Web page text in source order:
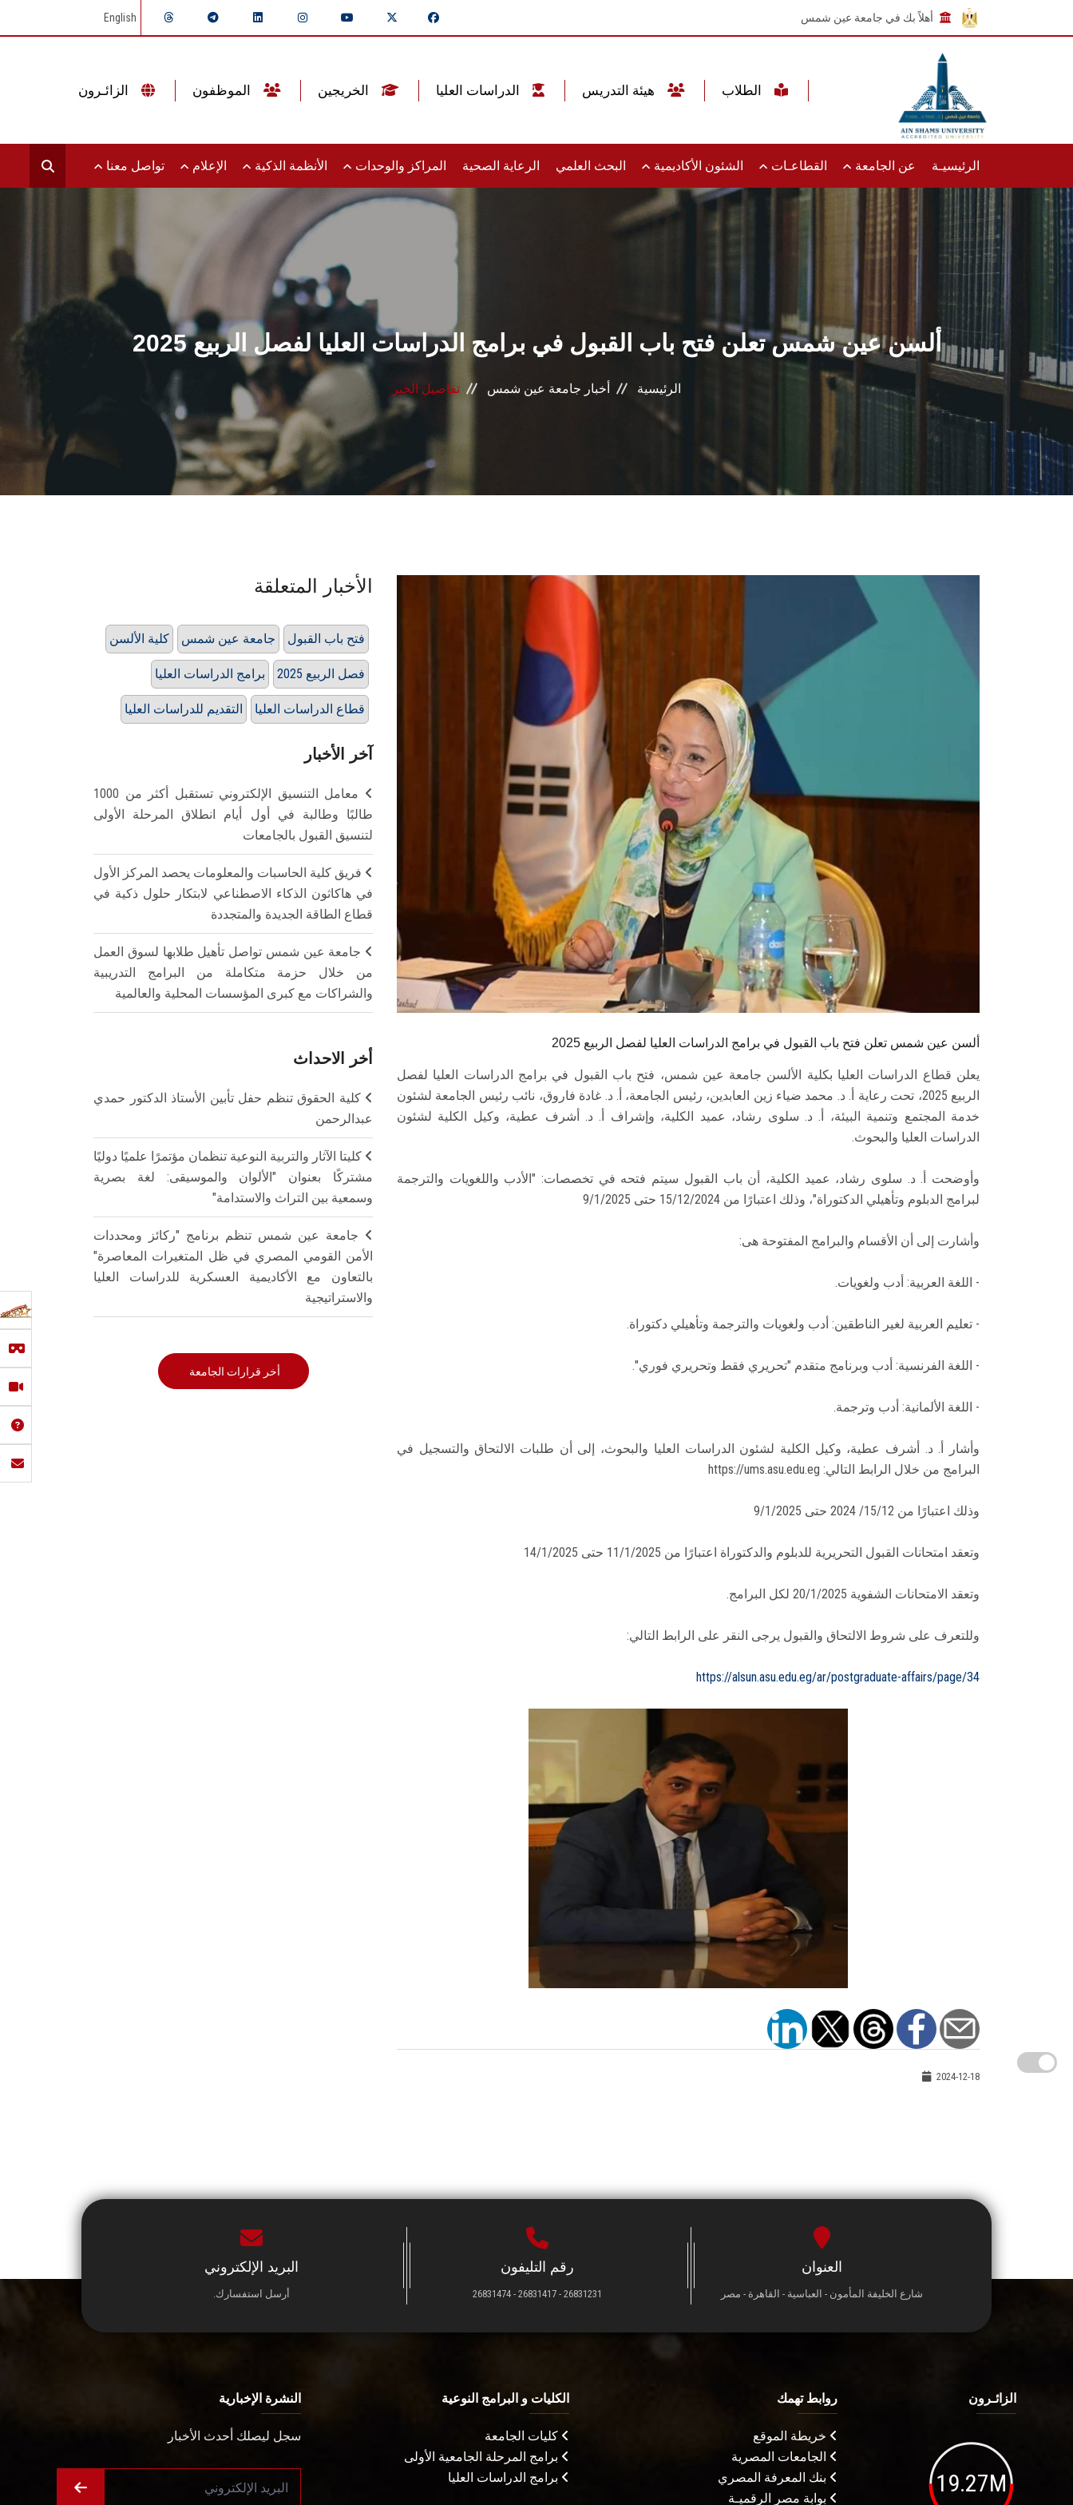
أهلاً بك في جامعة عين شمس English
الرئيسيـة عن الجامعة القطاعـات الشئون الأكاديمية البحث العلمي الرعاية الصحية المراكز والوحدات الأنظمة الذكية الإعلام تواصل معنا
ألسن عين شمس تعلن فتح باب القبول في برامج الدراسات العليا لفصل الربيع 2025
الرئيسية أخبار جامعة عين شمس تفاصيل الخبر
ألسن عين شمس تعلن فتح باب القبول في برامج الدراسات العليا لفصل الربيع 2025
يعلن قطاع الدراسات العليا بكلية الألسن جامعة عين شمس، فتح باب القبول في برامج الدراسات العليا لفصل
الربيع 2025، تحت رعاية أ. د. محمد ضياء زين العابدين، رئيس الجامعة، أ. د. غادة فاروق، نائب رئيس الجامعة لشئون
خدمة المجتمع وتنمية البيئة، أ. د. سلوى رشاد، عميد الكلية، وإشراف أ. د. أشرف عطية، وكيل الكلية لشئون
الدراسات العليا والبحوث.
وأوضحت أ. د. سلوى رشاد، عميد الكلية، أن باب القبول سيتم فتحه في تخصصات: "الأدب واللغويات والترجمة
لبرامج الدبلوم وتأهيلي الدكتوراة"، وذلك اعتبارًا من 15/12/2024 حتى 9/1/2025
وأشارت إلى أن الأقسام والبرامج المفتوحة هى:
- اللغة العربية: أدب ولغويات.
- تعليم العربية لغير الناطقين: أدب ولغويات والترجمة وتأهيلي دكتوراة.
- اللغة الفرنسية: أدب وبرنامج متقدم "تحريري فقط وتحريري فوري".
- اللغة الألمانية: أدب وترجمة.
وأشار أ. د. أشرف عطية، وكيل الكلية لشئون الدراسات العليا والبحوث، إلى أن طلبات الالتحاق والتسجيل في
البرامج من خلال الرابط التالي: https://ums.asu.edu.eg
وذلك اعتبارًا من 15/12/ 2024 حتى 9/1/2025
وتعقد امتحانات القبول التحريرية للدبلوم والدكتوراة اعتبارًا من 11/1/2025 حتى 14/1/2025
وتعقد الامتحانات الشفوية 20/1/2025 لكل البرامج.
وللتعرف على شروط الالتحاق والقبول يرجى النقر على الرابط التالي:
https://alsun.asu.edu.eg/ar/postgraduate-affairs/page/34
2024-12-18
الأخبار المتعلقة
كلية الألسن جامعة عين شمس فتح باب القبول
برامج الدراسات العليا فصل الربيع 2025
التقديم للدراسات العليا قطاع الدراسات العليا
آخر الأخبار
معامل التنسيق الإلكتروني تستقبل أكثر من 1000
طالبًا وطالبة في أول أيام انطلاق المرحلة الأولى
لتنسيق القبول بالجامعات
فريق كلية الحاسبات والمعلومات يحصد المركز الأول
في هاكاثون الذكاء الاصطناعي لابتكار حلول ذكية في
قطاع الطاقة الجديدة والمتجددة
جامعة عين شمس تواصل تأهيل طلابها لسوق العمل
من خلال حزمة متكاملة من البرامج التدريبية
والشراكات مع كبرى المؤسسات المحلية والعالمية
أخر الاحداث
كلية الحقوق تنظم حفل تأبين الأستاذ الدكتور حمدي
عبدالرحمن
كليتا الآثار والتربية النوعية تنظمان مؤتمرًا علميًا دوليًا
مشتركًا بعنوان "الألوان والموسيقى: لغة بصرية
وسمعية بين التراث والاستدامة"
جامعة عين شمس تنظم برنامج "ركائز ومحددات
الأمن القومي المصري في ظل المتغيرات المعاصرة"
بالتعاون مع الأكاديمية العسكرية للدراسات العليا
والاستراتيجية
أخر قرارات الجامعة
العنوان
شارع الخليفة المأمون - العباسية - القاهرة - مصر
رقم التليفون
26831231 - 26831417 - 26831474
البريد الإلكتروني
أرسل استفسارك.
الزائـرون
19.27M
روابط تهمك
خريطة الموقع
الجامعات المصرية
بنك المعرفة المصري
بوابة مصر الرقميـة
الكليات و البرامج النوعية
كليات الجامعة
برامج المرحلة الجامعية الأولى
برامج الدراسات العليا
النشرة الإخبارية
سجل ليصلك أحدث الأخبار